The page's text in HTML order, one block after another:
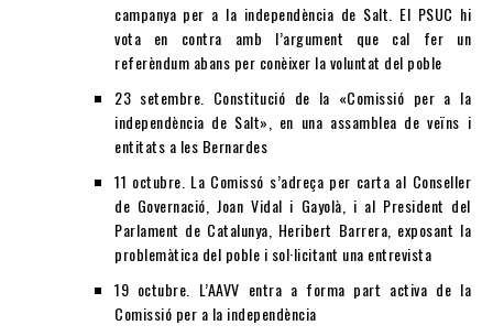
campanya per a la independència de Salt. El PSUC hi
vota en contra amb l’argument que cal fer un
referèndum abans per conèixer la voluntat del poble
23 setembre. Constitució de la «Comissió per a la
independència de Salt», en una assamblea de veïns i
entitats a les Bernardes
11 octubre. La Comissó s’adreça per carta al Conseller
de Governació, Joan Vidal i Gayolà, i al President del
Parlament de Catalunya, Heribert Barrera, exposant la
problemàtica del poble i sol·licitant una entrevista
19 octubre. L’AAVV entra a forma part activa de la
Comissió per a la independència